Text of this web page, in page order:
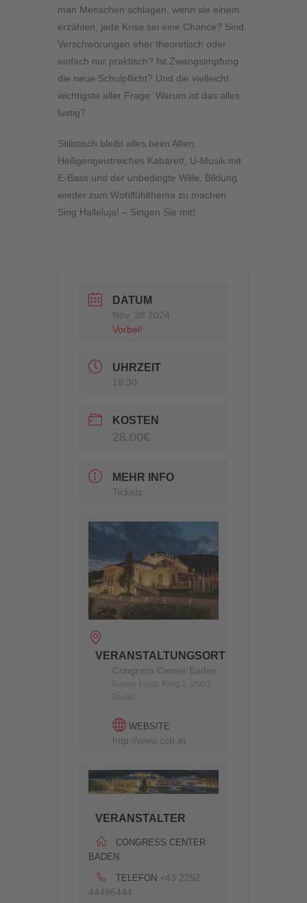
man Menschen schlagen, wenn sie einem
erzählen, jede Krise sei eine Chance? Sind
Verschwörungen eher theoretisch oder
einfach nur praktisch? Ist Zwangsimpfung
die neue Schulpflicht? Und die vielleicht
wichtigste aller Frage: Warum ist das alles
lustig?
Stilistisch bleibt alles beim Alten:
Heiligengeistreiches Kabarett, U-Musik mit
E-Bass und der unbedingte Wille, Bildung
wieder zum Wohlfühlthema zu machen.
Sing Halleluja! – Singen Sie mit!
DATUM
Nov. 28 2024
Vorbei!
UHRZEIT
19:30
KOSTEN
28.00€
MEHR INFO
Tickets
VERANSTALTUNGSORT
Congress Center Baden
WEBSITE
http://www.ccb.at
VERANSTALTER
CONGRESS CENTER
BADEN
TELEFON +43 2252
44496444